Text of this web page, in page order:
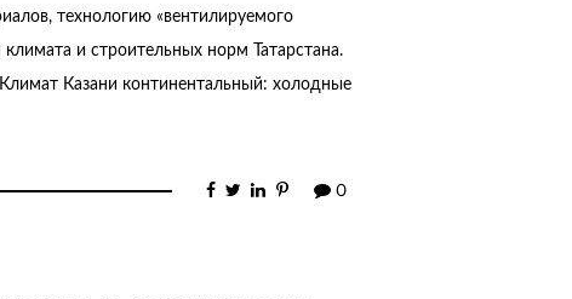
технологию «вентилируемого
и строительных норм Татарстана.
Казани континентальный: холодные
0